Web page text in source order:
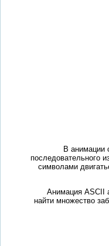
В анимации
последовательного
символами
Анимация ASCII
найти множество